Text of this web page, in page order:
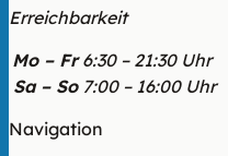
Erreichbarkeit
Mo – Fr 6:30 – 21:30 Uhr
Sa – So 7:00 – 16:00 Uhr
Navigation